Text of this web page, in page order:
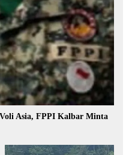
Asia, FPPI Kalbar Minta